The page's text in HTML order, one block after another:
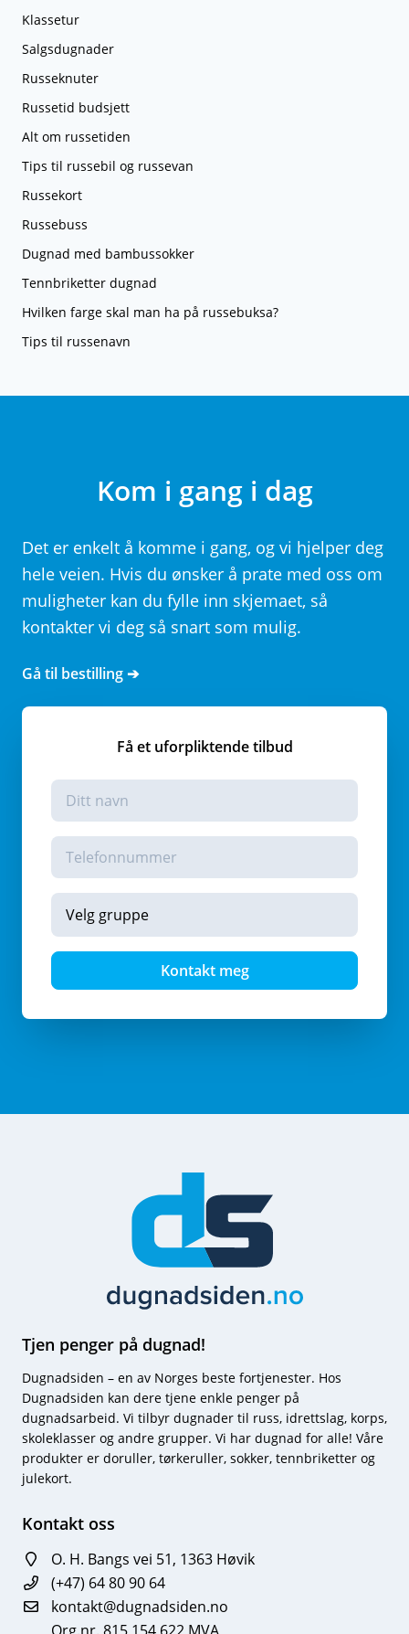
Klassetur
Salgsdugnader
Russeknuter
Russetid budsjett
Alt om russetiden
Tips til russebil og russevan
Russekort
Russebuss
Dugnad med bambussokker
Tennbriketter dugnad
Hvilken farge skal man ha på russebuksa?
Tips til russenavn
Kom i gang i dag
Det er enkelt å komme i gang, og vi hjelper deg
hele veien. Hvis du ønsker å prate med oss om
muligheter kan du fylle inn skjemaet, så
kontakter vi deg så snart som mulig.
Gå til bestilling ➔
Få et uforpliktende tilbud
Kontakt meg
Tjen penger på dugnad!
Dugnadsiden – en av Norges beste fortjenester. Hos
Dugnadsiden kan dere tjene enkle penger på
dugnadsarbeid. Vi tilbyr dugnader til russ, idrettslag, korps,
skoleklasser og andre grupper. Vi har dugnad for alle! Våre
produkter er doruller, tørkeruller, sokker, tennbriketter og
julekort.
Kontakt oss
O. H. Bangs vei 51, 1363 Høvik
(+47) 64 80 90 64
kontakt@dugnadsiden.no